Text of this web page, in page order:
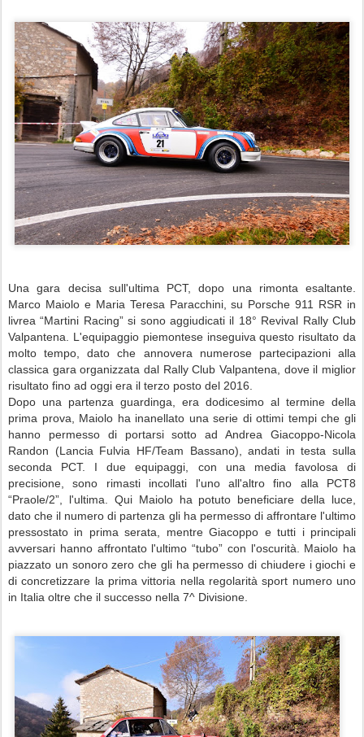
Una gara decisa sull'ultima PCT, dopo una rimonta esaltante.
Marco Maiolo e Maria Teresa Paracchini, su Porsche 911 RSR in
livrea “Martini Racing” si sono aggiudicati il 18° Revival Rally Club
Valpantena. L'equipaggio piemontese inseguiva questo risultato da
molto tempo, dato che annovera numerose partecipazioni alla
classica gara organizzata dal Rally Club Valpantena, dove il miglior
risultato fino ad oggi era il terzo posto del 2016.
Dopo una partenza guardinga, era dodicesimo al termine della
prima prova, Maiolo ha inanellato una serie di ottimi tempi che gli
hanno permesso di portarsi sotto ad Andrea Giacoppo-Nicola
Randon (Lancia Fulvia HF/Team Bassano), andati in testa sulla
seconda PCT. I due equipaggi, con una media favolosa di
precisione, sono rimasti incollati l'uno all'altro fino alla PCT8
“Praole/2”, l'ultima. Qui Maiolo ha potuto beneficiare della luce,
dato che il numero di partenza gli ha permesso di affrontare l'ultimo
pressostato in prima serata, mentre Giacoppo e tutti i principali
avversari hanno affrontato l'ultimo “tubo” con l'oscurità. Maiolo ha
piazzato un sonoro zero che gli ha permesso di chiudere i giochi e
di concretizzare la prima vittoria nella regolarità sport numero uno
in Italia oltre che il successo nella 7^ Divisione.